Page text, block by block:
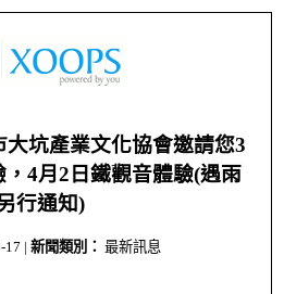
坑產業文化協會邀請您3
4月2日鐵觀音體驗(遇雨
行通知)
17 | 新聞類別： 最新訊息